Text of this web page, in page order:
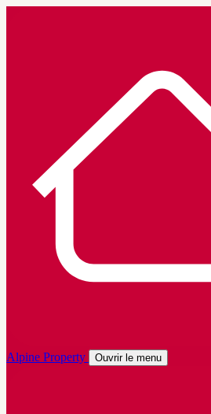
Alpine Property Ouvrir le menu